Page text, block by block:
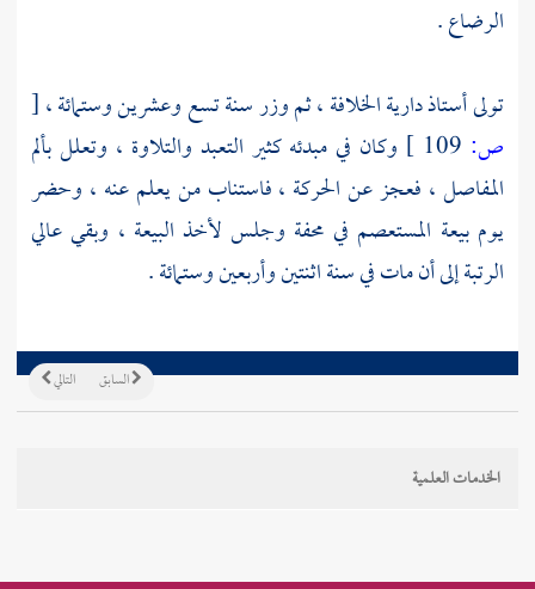
الرضاع .
تولى أستاذ دارية الخلافة ، ثم وزر سنة تسع وعشرين وستمائة ،[
ص:
وكان في مبدئه كثير التعبد والتلاوة ، وتعلل بألم
المفاصل ، فعجز عن الحركة ، فاستناب من يعلم عنه ، وحضر
يوم بيعة المستعصم في محفة وجلس لأخذ البيعة ، وبقي عالي
الرتبة إلى أن مات في سنة اثنتين وأربعين وستمائة .
التالي السابق
الخدمات العلمية